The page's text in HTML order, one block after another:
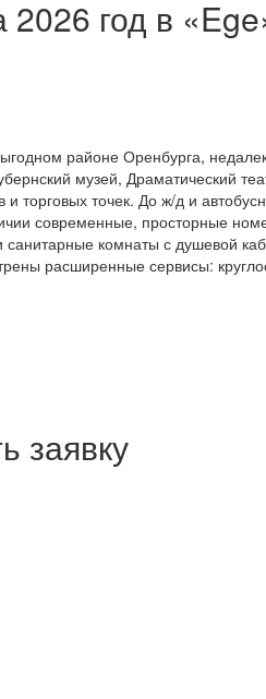
год в
районе Оренбурга,
музей, Драматический
и торговых точек. До ж/д и
современные, просторные
комнаты с душевой
расширенные сервисы:
заявку